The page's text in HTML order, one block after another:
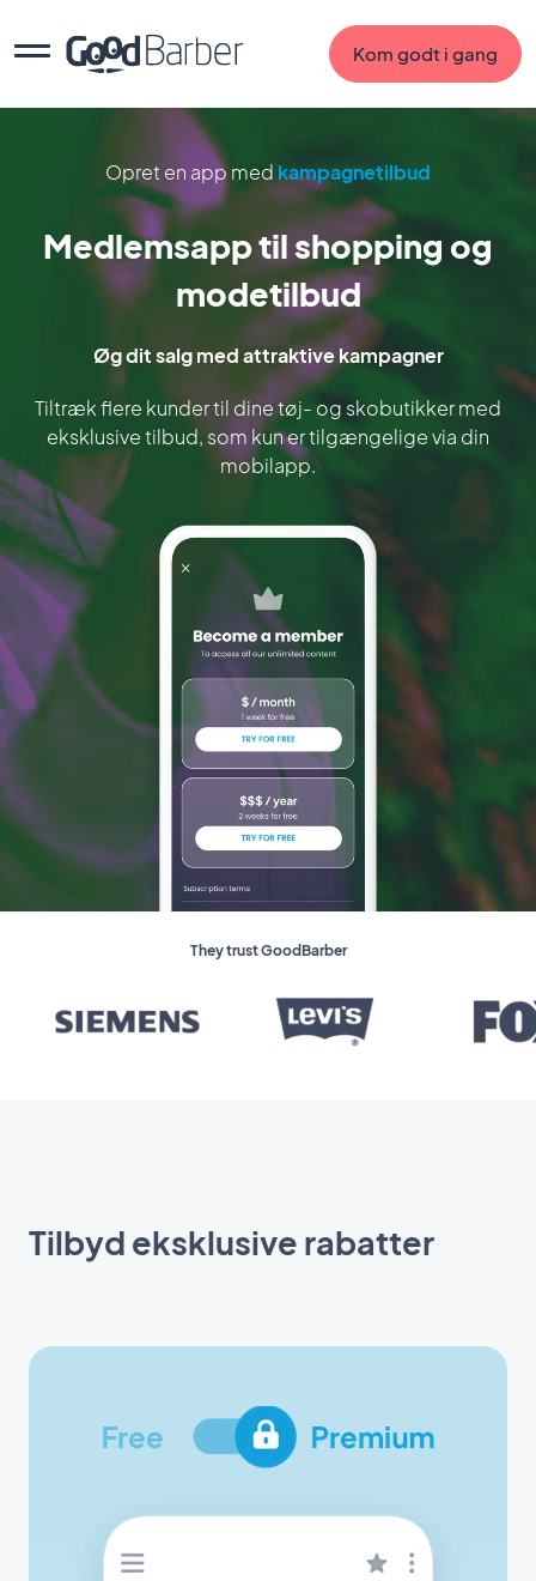
Kom godt i gang
Opret en app medkampagnetilbud
Medlemsapp til shopping og
modetilbud
Øg dit salg med attraktive kampagner
Tiltræk flere kunder til dine tøj- og skobutikker med
eksklusive tilbud, som kun er tilgængelige via din
mobilapp.
They trust GoodBarber
Tilbyd eksklusive rabatter